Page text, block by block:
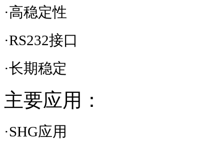
·高稳定性
·RS232接口
·长期稳定
主要应用：
·SHG应用